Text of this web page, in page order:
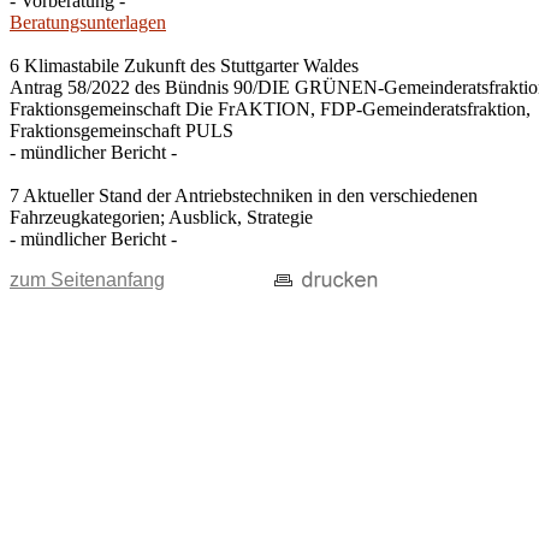
Beratungsunterlagen
6 Klimastabile Zukunft des Stuttgarter Waldes
Antrag 58/2022 des Bündnis 90/DIE GRÜNEN-
Fraktionsgemeinschaft Die FrAKTION, FDP-Gemeinderatsfraktion,
Fraktionsgemeinschaft PULS
- mündlicher Bericht -
7 Aktueller Stand der Antriebstechniken in den verschiedenen
Fahrzeugkategorien; Ausblick, Strategie
- mündlicher Bericht -
zum Seitenanfang